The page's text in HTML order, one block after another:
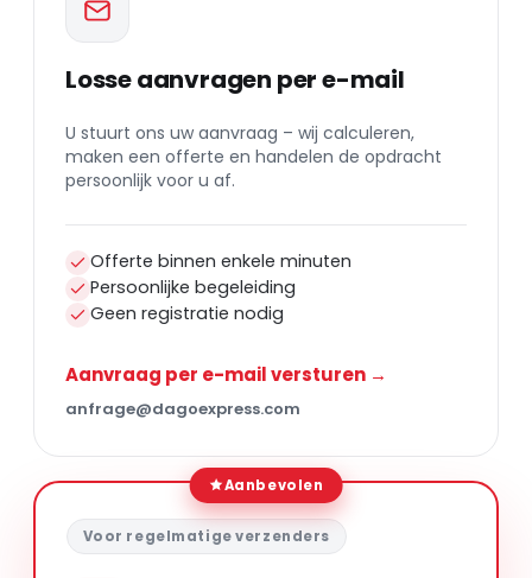
Losse aanvragen per e-mail
U stuurt ons uw aanvraag – wij calculeren,
maken een offerte en handelen de opdracht
persoonlijk voor u af.
Offerte binnen enkele minuten
Persoonlijke begeleiding
Geen registratie nodig
Aanvraag per e-mail versturen →
anfrage@dagoexpress.com
Aanbevolen
Voor regelmatige verzenders